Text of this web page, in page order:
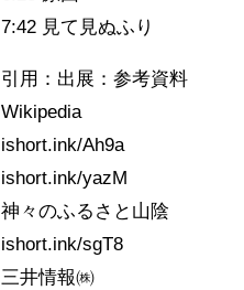
7:42 見て見ぬふり
引用：出展：参考資料
Wikipedia
ishort.ink/Ah9a
ishort.ink/yazM
神々のふるさと山陰
ishort.ink/sgT8
三井情報㈱